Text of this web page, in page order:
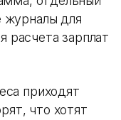
журналы для
расчета зарплат
приходят
что хотят